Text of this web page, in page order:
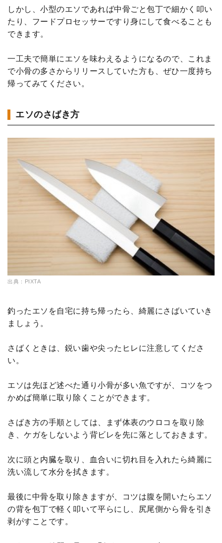
しかし、小型のエソであれば中骨ごと包丁で細かく叩い
たり、フードプロセッサーですり身にして食べることも
できます。
一工夫で簡単にエソを味わえるようになるので、これま
で小骨の多さからリリースしていた方も、ぜひ一度持ち
帰ってみてください。
エソのさばき方
出典：PIXTA
釣ったエソを自宅に持ち帰ったら、綺麗にさばいていき
ましょう。
さばくときは、鋭い歯や尖ったヒレに注意してくださ
い。
エソは先ほど述べた通り小骨が多い魚ですが、コツをつ
かめば簡単に取り除くことができます。
さばき方の手順としては、まず体表のウロコを取り除
き、ケガをしないよう背ビレを先に落としておきます。
次に頭と内臓を取り、血合いに切れ目を入れたら綺麗に
洗い流して水分を拭きます。
最後に中骨を取り除きますが、コツは腹を開いたらエソ
の背を包丁で軽く叩いて平らにし、尻尾側から骨を引き
剥がすことです。